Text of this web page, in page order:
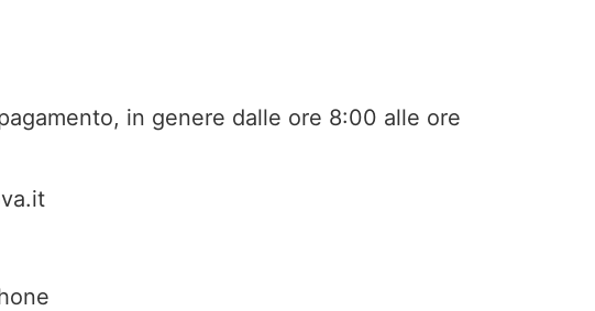
in genere dalle ore 8:00 alle ore